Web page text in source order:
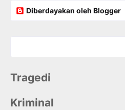
Diberdayakan oleh Blogger
Tragedi
Kriminal